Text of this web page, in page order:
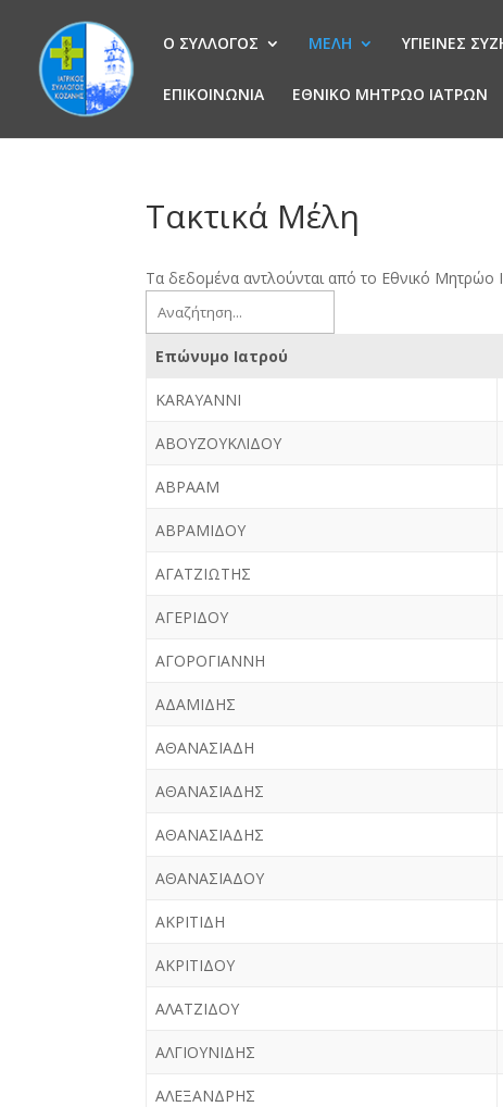
Ο ΣΥΛΛΟΓΟΣ ΜΕΛΗ ΥΓΙΕΙΝΕΣ
ΕΠΙΚΟΙΝΩΝΙΑ ΕΘΝΙΚΟ ΜΗΤΡΩΟ ΙΑΤΡΩΝ
Τακτικά Μέλη
Τα δεδομένα αντλούνται από το Εθνικό Μητρώο
Επώνυμο Ιατρού
KARAYANNI
ΑΒΟΥΖΟΥΚΛΙΔΟΥ
ΑΒΡΑΑΜ
ΑΒΡΑΜΙΔΟΥ
ΑΓΑΤΖΙΩΤΗΣ
ΑΓΕΡΙΔΟΥ
ΑΓΟΡΟΓΙΑΝΝΗ
ΑΔΑΜΙΔΗΣ
ΑΘΑΝΑΣΙΑΔΗ
ΑΘΑΝΑΣΙΑΔΗΣ
ΑΘΑΝΑΣΙΑΔΗΣ
ΑΘΑΝΑΣΙΑΔΟΥ
ΑΚΡΙΤΙΔΗ
ΑΚΡΙΤΙΔΟΥ
ΑΛΑΤΖΙΔΟΥ
ΑΛΓΙΟΥΝΙΔΗΣ
ΑΛΕΞΑΝΔΡΗΣ